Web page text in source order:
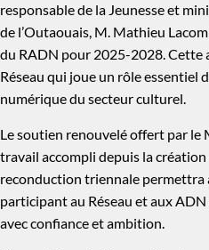
responsable de la Jeunesse et
de l’Outaouais, M. Mathieu
du RADN pour 2025-2028. Cette
Réseau qui joue un rôle essentiel
numérique du secteur culturel.
Le soutien renouvelé offert par le
travail accompli depuis la
reconduction triennale permettra
participant au Réseau et aux
avec confiance et ambition.